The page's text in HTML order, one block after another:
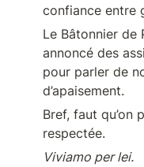
confiance entre
Le Bâtonnier
annoncé des
pour parler de
d’apaisement.
Bref, faut qu’on
respectée.
Viviamo per lei.